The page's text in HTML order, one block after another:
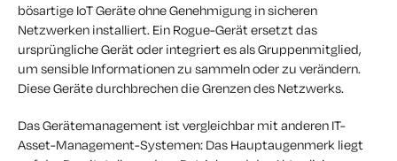
bösartige IoT Geräte ohne Genehmigung in sicheren
Netzwerken installiert. Ein Rogue-Gerät ersetzt das
ursprüngliche Gerät oder integriert es als Gruppenmitglied,
um sensible Informationen zu sammeln oder zu verändern.
Diese Geräte durchbrechen die Grenzen des Netzwerks.
Das Gerätemanagement ist vergleichbar mit anderen IT-
Asset-Management-Systemen: Das Hauptaugenmerk liegt